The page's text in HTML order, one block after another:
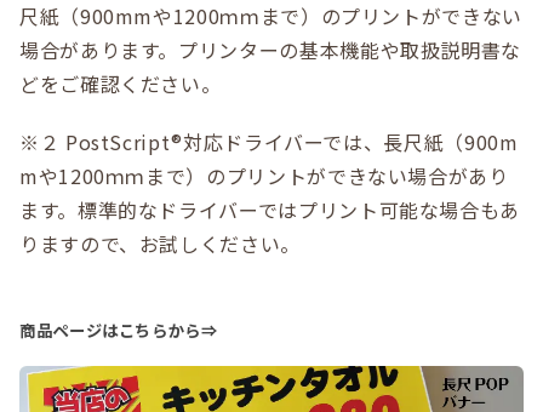
尺紙（900mmや1200ｍｍまで）のプリントができない
場合があります。プリンターの基本機能や取扱説明書な
どをご確認ください。
※２ PostScript®対応ドライバーでは、長尺紙（900m
mや1200ｍｍまで）のプリントができない場合があり
ます。標準的なドライバーではプリント可能な場合もあ
りますので、お試しください。
商品ページはこちらから⇒